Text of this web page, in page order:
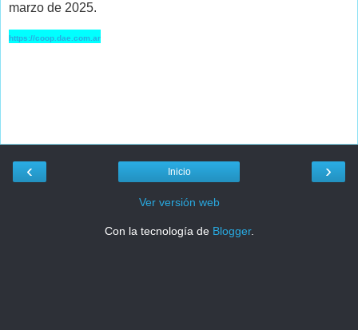
marzo de 2025.
https://coop.dae.com.ar
‹ ›
Inicio
Ver versión web
Con la tecnología de Blogger.